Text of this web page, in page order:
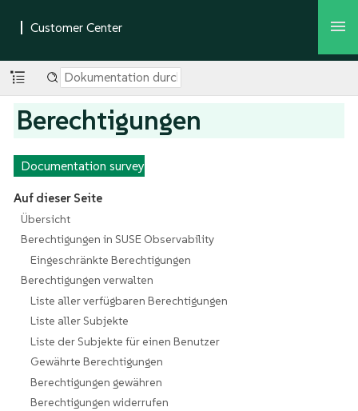
Berechtigungen
Documentation survey
Auf dieser Seite
Übersicht
Berechtigungen in SUSE Observability
Eingeschränkte Berechtigungen
Berechtigungen verwalten
Liste aller verfügbaren Berechtigungen
Liste aller Subjekte
Liste der Subjekte für einen Benutzer
Gewährte Berechtigungen
Berechtigungen gewähren
Berechtigungen widerrufen